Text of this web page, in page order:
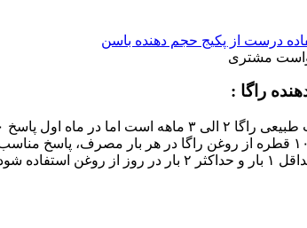
درست از پکیج حجم دهنده باسن
مشتری
راگا :
خواهید داشت که قابل مشاهده است.
شود.